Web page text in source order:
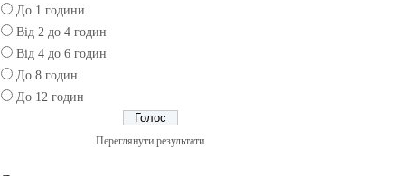
До 1 години
Від 2 до 4 годин
Від 4 до 6 годин
До 8 годин
До 12 годин
Переглянути результати